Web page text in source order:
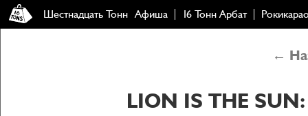
Шестнадцать Тонн Афиша 16 Тонн Арбат
←
LION IS THE